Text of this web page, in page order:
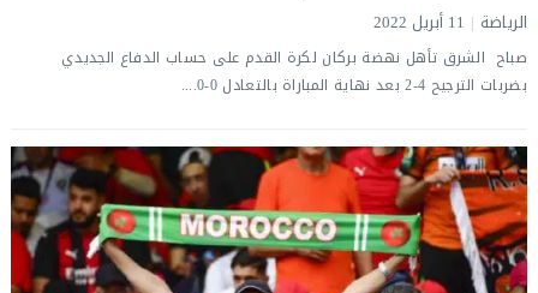
الرياضة 11 أبريل 2022
صباح الشرق تأهل نهضة بركان لكرة القدم على حساب الدفاع الجديدي
بضربات الترجيح 4-2 بعد نهاية المباراة بالتعادل 0-0....